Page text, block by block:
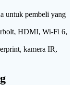
untuk pembeli yang
HDMI, Wi-Fi 6,
kamera IR,